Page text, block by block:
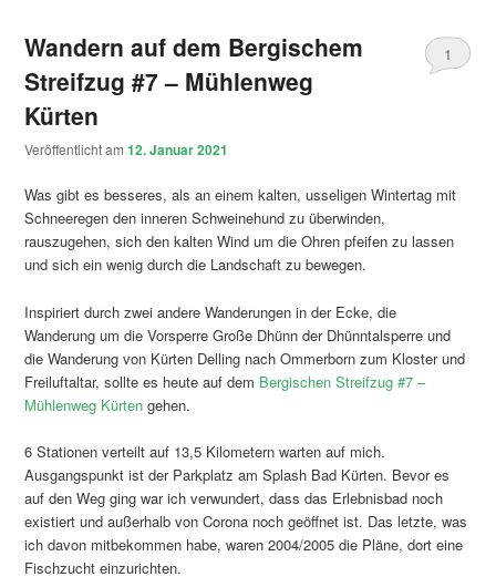
Wandern auf dem Bergischem
Streifzug #7 – Mühlenweg
Kürten
Veröffentlicht am12. Januar 2021
1
Was gibt es besseres, als an einem kalten, usseligen Wintertag mit
Schneeregen den inneren Schweinehund zu überwinden,
rauszugehen, sich den kalten Wind um die Ohren pfeifen zu lassen
und sich ein wenig durch die Landschaft zu bewegen.
Inspiriert durch zwei andere Wanderungen in der Ecke, die
Wanderung um die Vorsperre Große Dhünn der Dhünntalsperre und
die Wanderung von Kürten Delling nach Ommerborn zum Kloster und
Freiluftaltar, sollte es heute auf dem Bergischen Streifzug #7 –
Mühlenweg Kürten gehen.
6 Stationen verteilt auf 13,5 Kilometern warten auf mich.
Ausgangspunkt ist der Parkplatz am Splash Bad Kürten. Bevor es
auf den Weg ging war ich verwundert, dass das Erlebnisbad noch
existiert und außerhalb von Corona noch geöffnet ist. Das letzte, was
ich davon mitbekommen habe, waren 2004/2005 die Pläne, dort eine
Fischzucht einzurichten.